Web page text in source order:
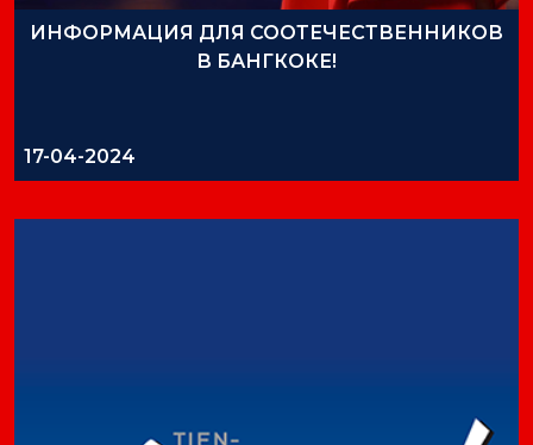
ИНФОРМАЦИЯ ДЛЯ СООТЕЧЕСТВЕННИКОВ
В БАНГКОКЕ!
17-04-2024